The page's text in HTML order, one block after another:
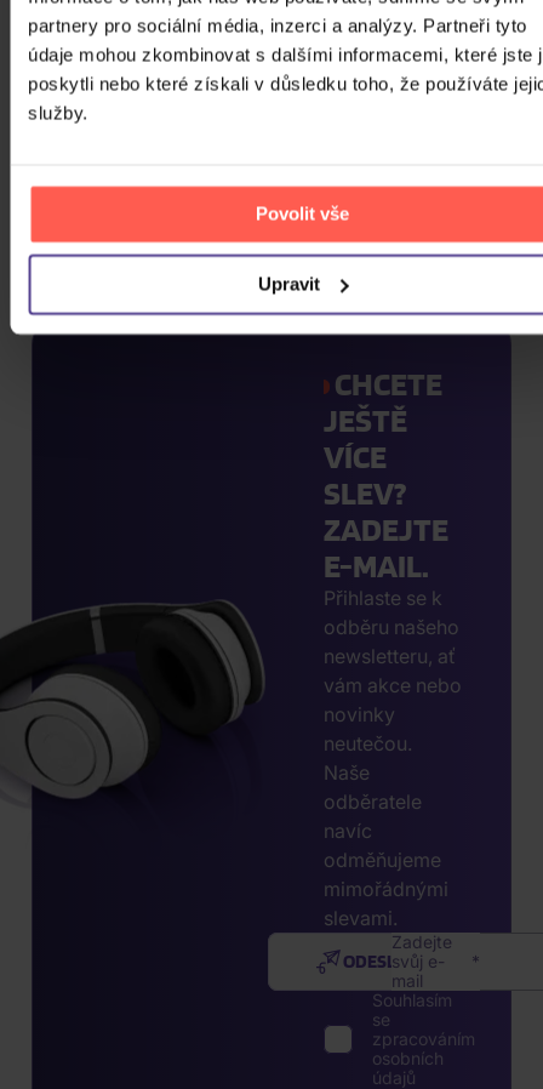
partnery pro sociální média, inzerci a analýzy. Partneři tyto
údaje mohou zkombinovat s dalšími informacemi, které jste
poskytli nebo které získali v důsledku toho, že používáte
služby.
Povolit vše
Upravit
Zvuk
Titulky
Přístupnost
CHCETE
JEŠTĚ
VÍCE
SLEV?
ZADEJTE
E-MAIL.
Přihlaste se k
odběru našeho
newsletteru, ať
vám akce nebo
novinky
neutečou.
Naše
odběratele
navíc
odměňujeme
mimořádnými
slevami.
Zadejte
svůj e-
mail
ODESLAT
Souhlasím
se
zpracováním
osobních
údajů